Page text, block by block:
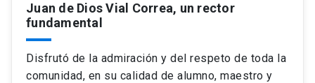
Juan de Dios Vial Correa, un rector
fundamental
Disfrutó de la admiración y del respeto de toda la
comunidad, en su calidad de alumno, maestro y